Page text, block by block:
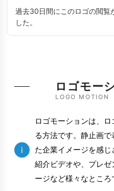
過去30日間にこのロゴの閲覧
した。
LOGO MOTION
ロゴモー
i
ロゴモーションは、
る方法です。静止画
た企業イメージを感
紹介ビデオや、プレ
ージなど様々なところ